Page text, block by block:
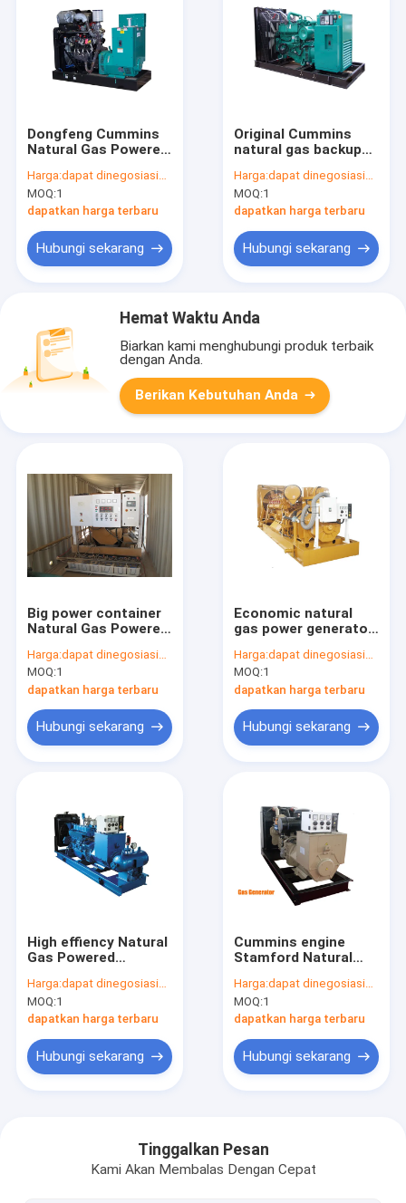
Dongfeng Cummins
Natural Gas Powered
standby power
Harga:dapat dinegosiasikan
MOQ:1
dapatkan harga terbaru
Hubungi sekarang
Original Cummins
natural gas backup
/ gas generating set
Harga:dapat dinegosiasikan
MOQ:1
dapatkan harga terbaru
Hubungi sekarang
Hemat Waktu Anda
Biarkan kami menghubungi produk terbaik
dengan Anda.
Berikan Kebutuhan Anda
Big power container
Natural Gas Powered
Woodward Gov
controller
Harga:dapat dinegosiasikan
MOQ:1
dapatkan harga terbaru
Hubungi sekarang
Economic natural
gas power generator
marathon alternator
, ComAp control
Harga:dapat dinegosiasikan
MOQ:1
dapatkan harga terbaru
Hubungi sekarang
High effiency Natural
Gas Powered
120kw 150kva
generator
Harga:dapat dinegosiasikan
MOQ:1
dapatkan harga terbaru
Hubungi sekarang
Cummins engine
Stamford Natural
Generator 50 / 60hz
untuk lapangan
minyak
Harga:dapat dinegosiasikan
MOQ:1
dapatkan harga terbaru
Hubungi sekarang
Tinggalkan Pesan
Kami Akan Membalas Dengan Cepat